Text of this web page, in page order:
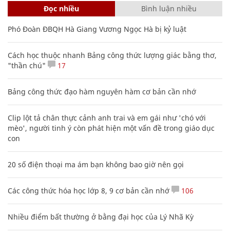
Đọc nhiều Bình luận nhiều
Phó Đoàn ĐBQH Hà Giang Vương Ngọc Hà bị kỷ luật
Cách học thuộc nhanh Bảng công thức lượng giác bằng thơ,
"thần chú"
17
Bảng công thức đạo hàm nguyên hàm cơ bản cần nhớ
Clip lột tả chân thực cảnh anh trai và em gái như 'chó với
mèo', người tinh ý còn phát hiện một vấn đề trong giáo dục
con
20 số điện thoại ma ám bạn không bao giờ nên gọi
Các công thức hóa học lớp 8, 9 cơ bản cần nhớ 106
Nhiều điểm bất thường ở bằng đại học của Lý Nhã Kỳ